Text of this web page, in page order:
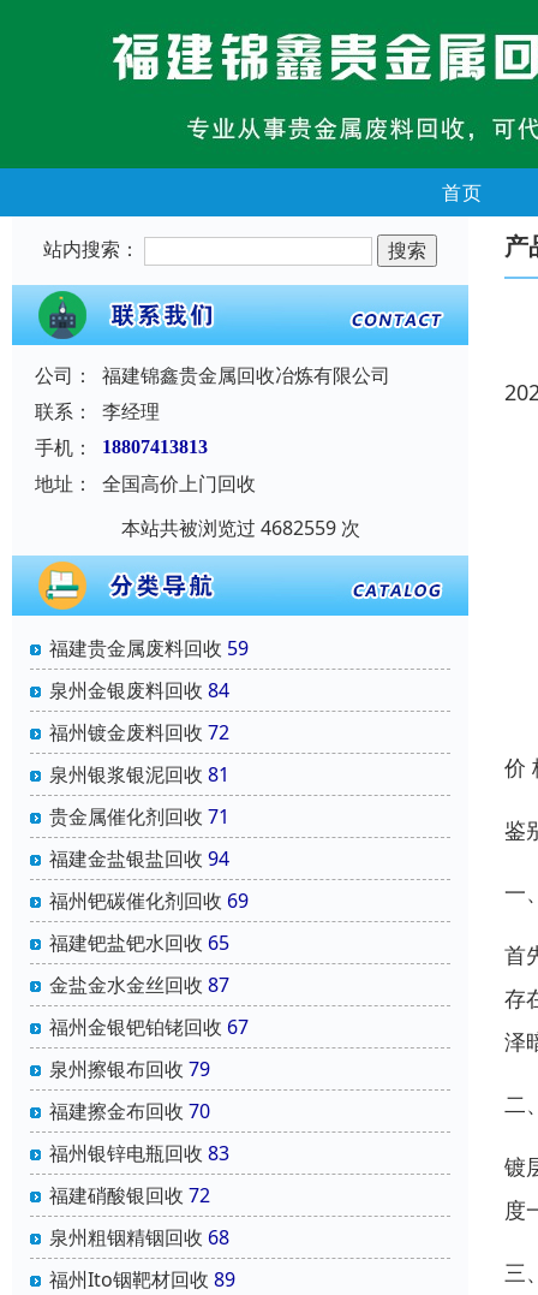
首页
站内搜索：
公司：
福建锦鑫贵金属回收冶炼有限公司
联系：
李经理
手机：
18807413813
地址：
全国高价上门回收
本站共被浏览过 4682559 次
福建贵金属废料回收 59
泉州金银废料回收 84
福州镀金废料回收 72
泉州银浆银泥回收 81
贵金属催化剂回收 71
福建金盐银盐回收 94
福州钯碳催化剂回收 69
福建钯盐钯水回收 65
金盐金水金丝回收 87
福州金银钯铂铑回收 67
泉州擦银布回收 79
福建擦金布回收 70
福州银锌电瓶回收 83
福建硝酸银回收 72
泉州粗铟精铟回收 68
福州Ito铟靶材回收 89
产
价
鉴
一
首
存
泽
二
镀
度
三